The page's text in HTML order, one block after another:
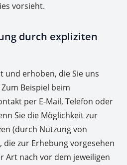
vorsieht.
durch expliziten
und erhoben, die Sie uns
Beispiel beim
per E-Mail, Telefon oder
Sie die Möglichkeit zur
(durch Nutzung von
die zur Erhebung vorgesehen
Art nach vor dem jeweiligen